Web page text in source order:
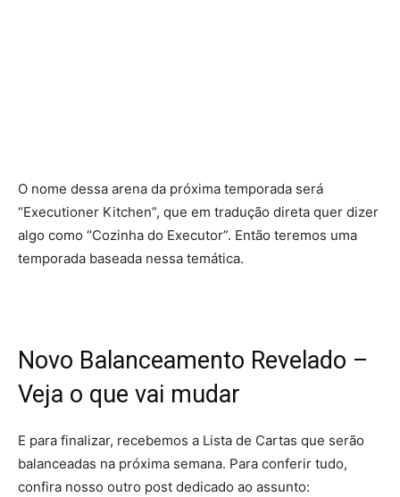
O nome dessa arena da próxima temporada será
“Executioner Kitchen”, que em tradução direta quer dizer
algo como “Cozinha do Executor”. Então teremos uma
temporada baseada nessa temática.
Novo Balanceamento Revelado –
Veja o que vai mudar
E para finalizar, recebemos a Lista de Cartas que serão
balanceadas na próxima semana. Para conferir tudo,
confira nosso outro post dedicado ao assunto: